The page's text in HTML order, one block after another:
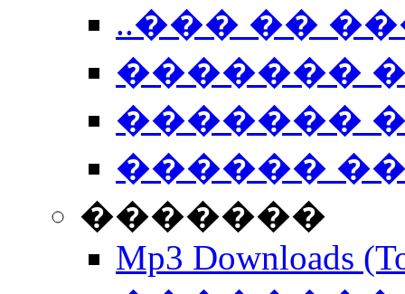
..��� ��
�������
�������
������
�������
Mp3 Downloads